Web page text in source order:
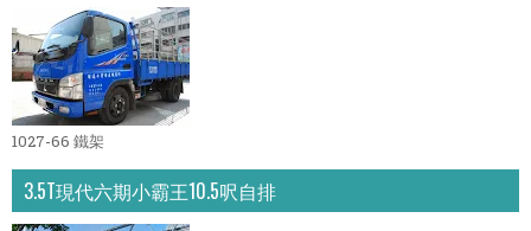
1027-66 鐵架
3.5T現代六期小霸王10.5呎自排